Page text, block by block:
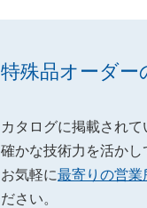
特殊品オーダー
カタログに掲載され
確かな技術力を活かし
お気軽に最寄りの営業
ださい。